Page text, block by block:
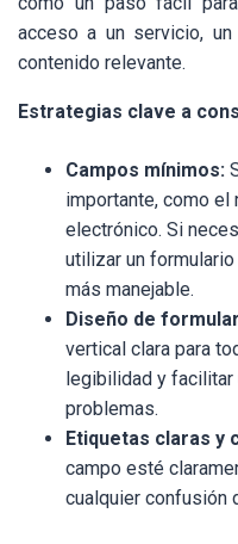
acceso a un servicio,
contenido relevante.
Estrategias clave a
Campos mínimos:
importante, como el
electrónico. Si
utilizar un
más manejable.
Diseño de
vertical clara para
legibilidad y
problemas.
Etiquetas claras y
campo esté
cualquier confusión